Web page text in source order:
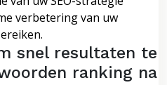
verbetering van uw
snel resultaten te
ranking na